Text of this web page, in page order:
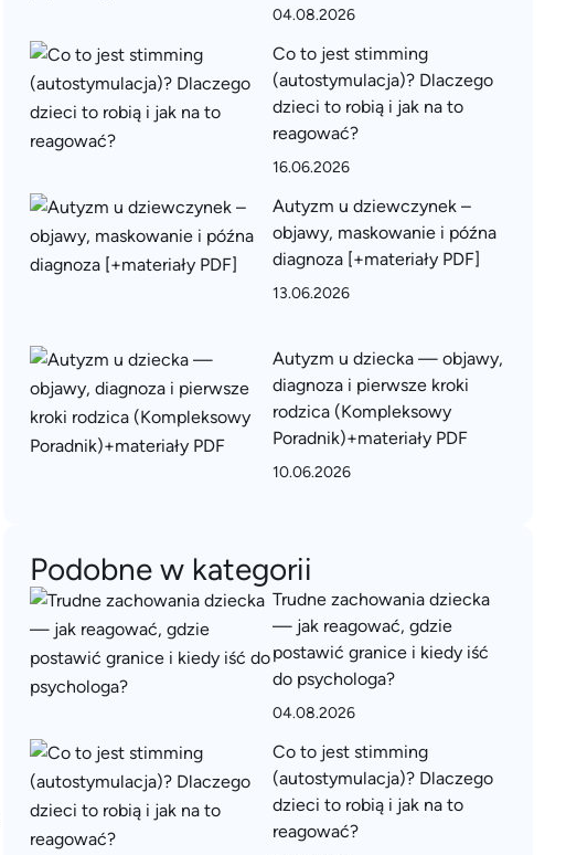
04.08.2026
Co to jest stimming
(autostymulacja)? Dlaczego
dzieci to robią i jak na to
reagować?
16.06.2026
Autyzm u dziewczynek –
objawy, maskowanie i późna
diagnoza [+materiały PDF]
13.06.2026
Autyzm u dziecka — objawy,
diagnoza i pierwsze kroki
rodzica (Kompleksowy
Poradnik)+materiały PDF
10.06.2026
Podobne w kategorii
Trudne zachowania dziecka
— jak reagować, gdzie
postawić granice i kiedy iść
do psychologa?
04.08.2026
Co to jest stimming
(autostymulacja)? Dlaczego
dzieci to robią i jak na to
reagować?